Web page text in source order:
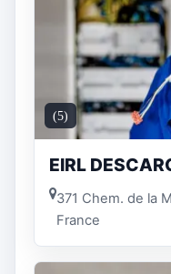
(5)
EIRL
371 Chem. de la
France